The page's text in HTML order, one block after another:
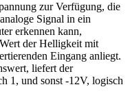
zur Verfügung, die
Signal in ein
erkennen kann,
der Helligkeit mit
Eingang anliegt.
liefert der
1, und sonst -12V, logisch